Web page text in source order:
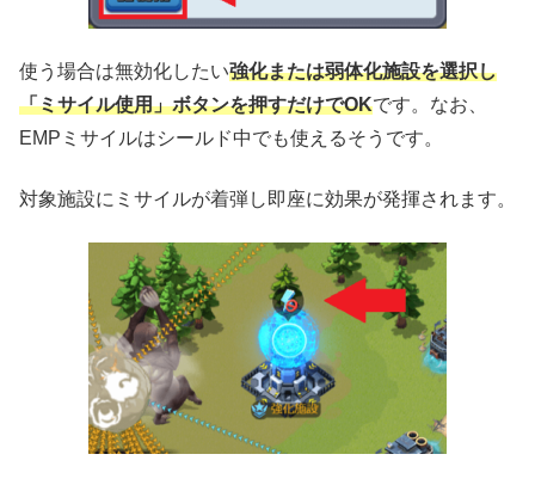
使う場合は無効化したい強化または弱体化施設を選択し
「ミサイル使用」ボタンを押すだけでOKです。なお、
EMPミサイルはシールド中でも使えるそうです。
対象施設にミサイルが着弾し即座に効果が発揮されます。